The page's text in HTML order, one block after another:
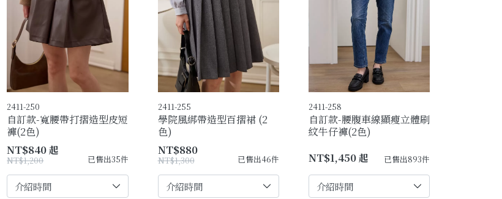
2411-250
自訂款-寬腰帶打摺造型皮短
褲(2色)
NT$840 起
NT$1,200 已售出35件
2411-255
學院風綁帶造型百摺裙 (2
色)
NT$880
NT$1,300 已售出46件
2411-258
自訂款-腰腹車線顯瘦立體刷
紋牛仔褲(2色)
NT$1,450 起
已售出893件